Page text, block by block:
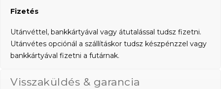
Fizetés
Utánvéttel, bankkártyával vagy átutalással tudsz fizetni.
Utánvétes opciónál a szállításkor tudsz készpénzzel vagy
bankkártyával fizetni a futárnak.
Visszaküldés & garancia